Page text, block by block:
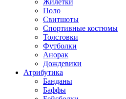
Жилетки
Поло
Свитшоты
Спортивные костюмы
Толстовки
Футболки
Анорак
Дождевики
Атрибутика
Банданы
Баффы